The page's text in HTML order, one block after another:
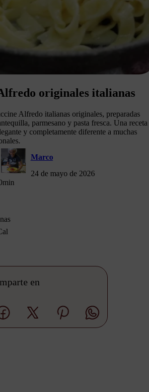
originales italianas
Alfredo italianas originales, preparadas
parmesano y pasta fresca. Una receta
y completamente diferente a muchas
Marco
24 de mayo de 2026
min
en